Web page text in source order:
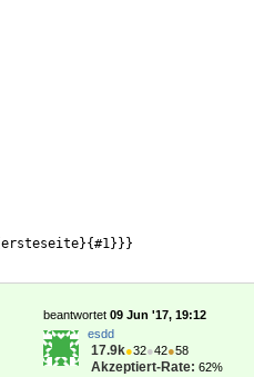
ersteseite}{#1}}}
beantwortet 09 Jun '17, 19:12
esdd
17.9k●32●42●58
Akzeptiert-Rate: 62%